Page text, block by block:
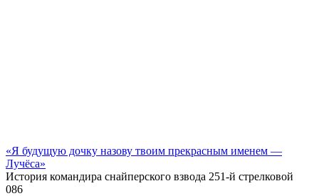
«Я будущую дочку назову твоим прекрасным именем —
Лучёса»
История командира снайперского взвода 251-й стрелковой
086